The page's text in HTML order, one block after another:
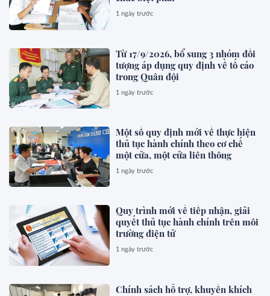
1 ngày trước
Từ 17/9/2026, bổ sung 3 nhóm đối
tượng áp dụng quy định về tố cáo
trong Quân đội
1 ngày trước
Một số quy định mới về thực hiện
thủ tục hành chính theo cơ chế
một cửa, một cửa liên thông
1 ngày trước
Quy trình mới về tiếp nhận, giải
quyết thủ tục hành chính trên môi
trường điện tử
1 ngày trước
Chính sách hỗ trợ, khuyến khích